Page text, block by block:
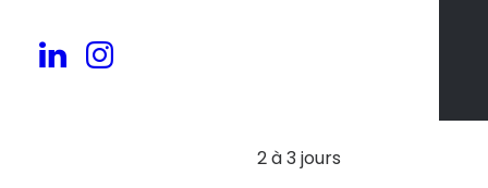
2 à 3 jours